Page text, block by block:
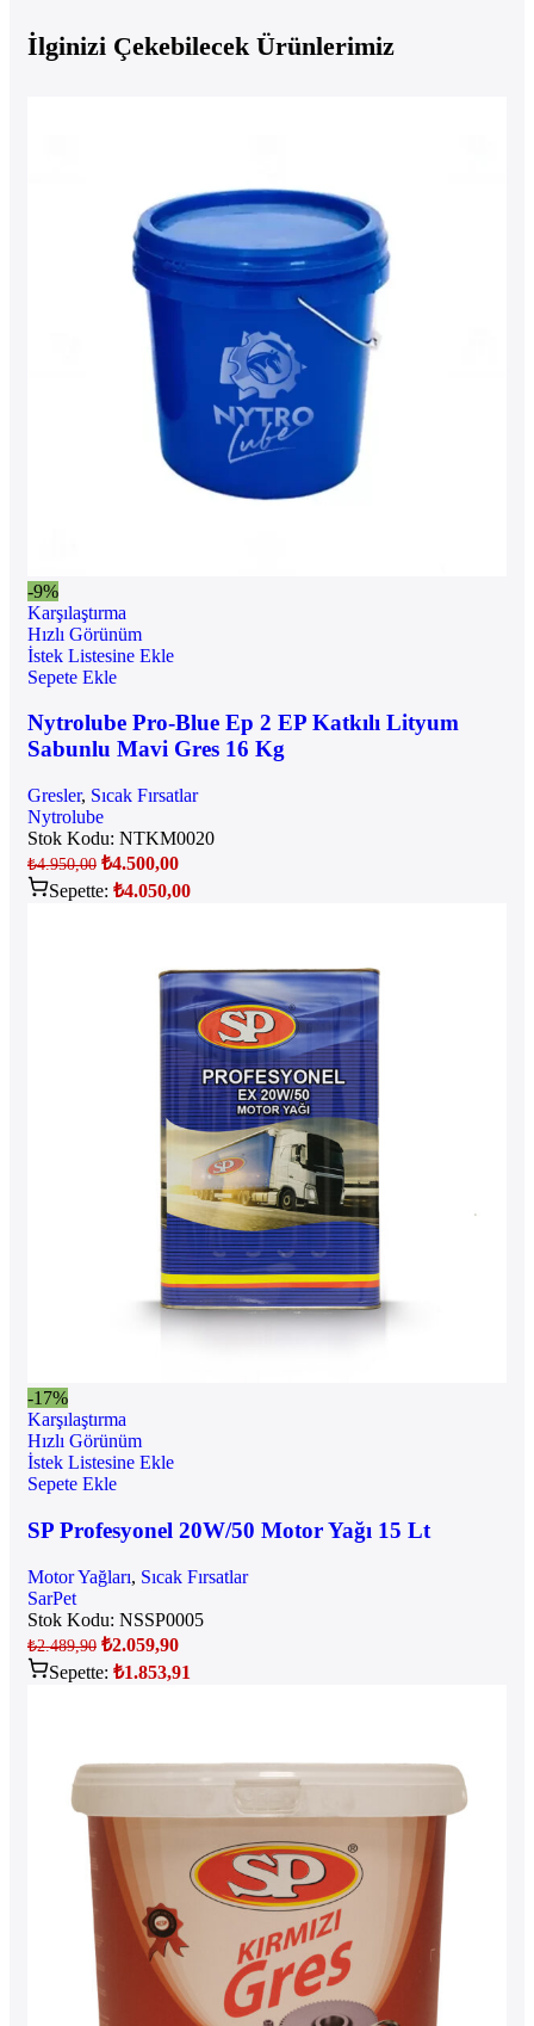
İlginizi Çekebilecek Ürünlerimiz
-9%
Karşılaştırma
Hızlı Görünüm
İstek Listesine Ekle
Sepete Ekle
Nytrolube Pro-Blue Ep 2 EP Katkılı Lityum
Sabunlu Mavi Gres 16 Kg
Gresler, Sıcak Fırsatlar
Nytrolube
Stok Kodu: NTKM0020
₺4.950,00 ₺4.500,00
Sepette: ₺4.050,00
-17%
Karşılaştırma
Hızlı Görünüm
İstek Listesine Ekle
Sepete Ekle
SP Profesyonel 20W/50 Motor Yağı 15 Lt
Motor Yağları, Sıcak Fırsatlar
SarPet
Stok Kodu: NSSP0005
₺2.489,90 ₺2.059,90
Sepette: ₺1.853,91